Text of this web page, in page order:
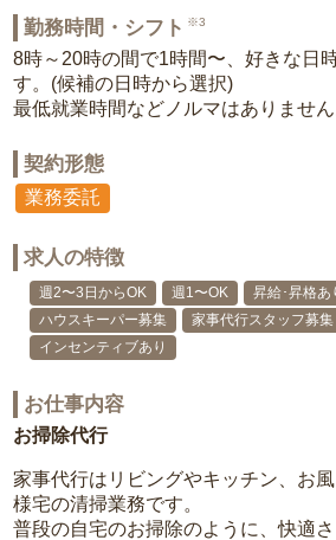
勤務時間・シフト ※3
8時～20時の間で1時間〜、好きな日
す。(候補の日時から選択)
最低就業時間などノルマはありません
契約形態
業務委託
求人の特徴
週2〜3日からOK 週1〜OK 昇給･昇格あ
ハウスキーパー募集
家事代行スタッフ募集
インセンティブあり
お仕事内容
お掃除代行
家事代行はリビングやキッチン、お
様宅の清掃業務です。
普段の自宅のお掃除のように、快適